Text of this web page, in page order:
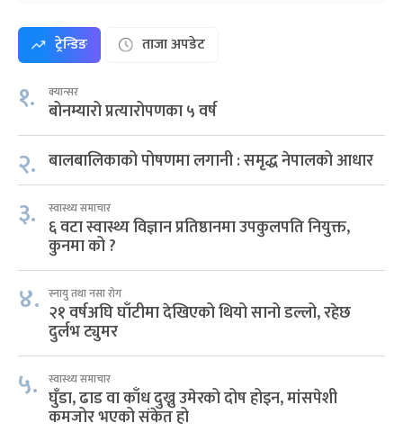
ट्रेन्डिङ ताजा अपडेट
१. क्यान्सर
बोनम्यारो प्रत्यारोपणका ५ वर्ष
२. बालबालिकाको पोषणमा लगानी : समृद्ध नेपालको आधार
३. स्वास्थ्य समाचार
६ वटा स्वास्थ्य विज्ञान प्रतिष्ठानमा उपकुलपति नियुक्त,
कुनमा को ?
४. स्नायु तथा नसा रोग
२१ वर्षअघि घाँटीमा देखिएको थियो सानो डल्लो, रहेछ
दुर्लभ ट्युमर
५. स्वास्थ्य समाचार
घुँडा, ढाड वा काँध दुख्नु उमेरको दोष होइन, मांसपेशी
कमजोर भएको संकेत हो